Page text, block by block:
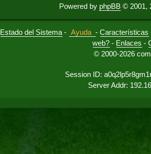
Powered by phpBB © 2001,
Estado del Sistema - Ayuda -Características
web? - Enlaces -
© 2000-2026
Session ID:
Server Addr: